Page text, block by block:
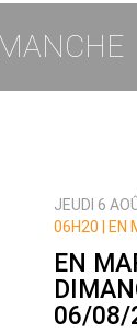
JEUDI 6
06H20 | EN
EN
06/08/